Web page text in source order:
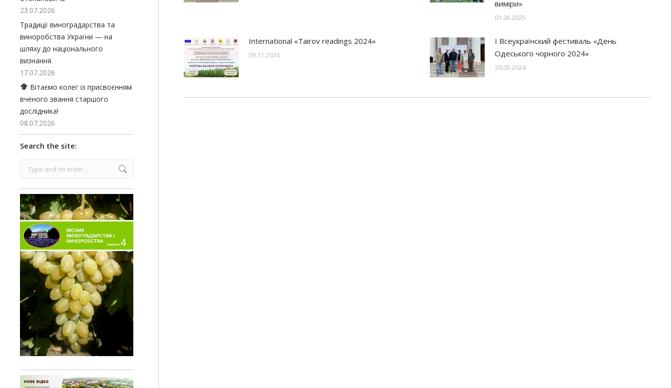
виміри»
01.06.2025
International «Tairov readings 2024»
09.11.2024
І Всеукраїнский фестиваль «День
Одеського чорного 2024»
20.05.2024
23.07.2026
Традиції виноградарства та
виноробства України — на
шляху до національного
визнання
17.07.2026
Вітаємо колег із присвоєнням
вченого звання старшого
дослідника!
08.07.2026
Search the site:
Search: